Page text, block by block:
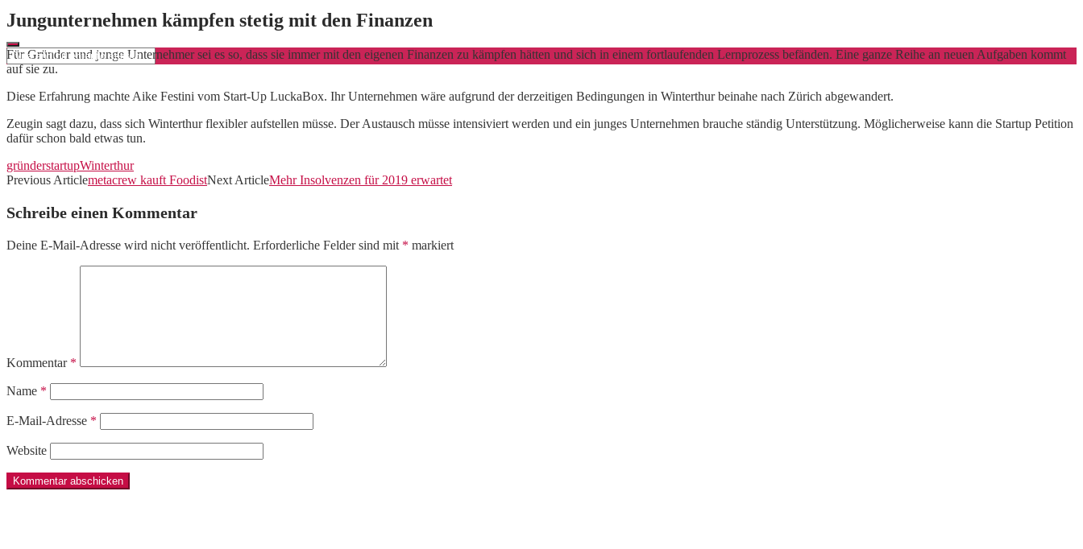
Jungunternehmen kämpfen stetig mit den Finanzen
Für Gründer und junge Unternehmer sei es so, dass sie immer mit den eigenen Finanzen zu kämpfen hätten und sich in einem fortlaufenden Lernprozess befänden. Eine ganze Reihe an neuen Aufgaben kommt
auf sie zu.
Diese Erfahrung machte Aike Festini vom Start-Up LuckaBox. Ihr Unternehmen wäre aufgrund der derzeitigen Bedingungen in Winterthur beinahe nach Zürich abgewandert.
Zeugin sagt dazu, dass sich Winterthur flexibler aufstellen müsse. Der Austausch müsse intensiviert werden und ein junges Unternehmen brauche ständig Unterstützung. Möglicherweise kann die Startup Petition
dafür schon bald etwas tun.
gründerstartupWinterthur
Previous Articlemetacrew kauft FoodistNext ArticleMehr Insolvenzen für 2019 erwartet
Schreibe einen Kommentar
Deine E-Mail-Adresse wird nicht veröffentlicht. Erforderliche Felder sind mit * markiert
Kommentar *
Name *
E-Mail-Adresse *
Website